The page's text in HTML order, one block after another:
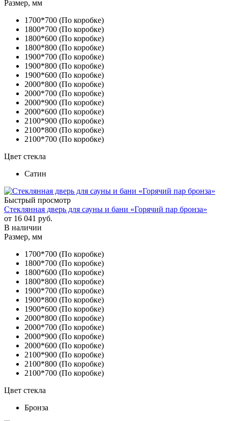
Размер, мм
1700*700 (По коробке)
1800*700 (По коробке)
1800*600 (По коробке)
1800*800 (По коробке)
1900*700 (По коробке)
1900*800 (По коробке)
1900*600 (По коробке)
2000*800 (По коробке)
2000*700 (По коробке)
2000*900 (По коробке)
2000*600 (По коробке)
2100*900 (По коробке)
2100*800 (По коробке)
2100*700 (По коробке)
Цвет стекла
Сатин
Быстрый просмотр
Стеклянная дверь для сауны и бани «Горячий пар бронза»
от 16 041 руб.
В наличии
Размер, мм
1700*700 (По коробке)
1800*700 (По коробке)
1800*600 (По коробке)
1800*800 (По коробке)
1900*700 (По коробке)
1900*800 (По коробке)
1900*600 (По коробке)
2000*800 (По коробке)
2000*700 (По коробке)
2000*900 (По коробке)
2000*600 (По коробке)
2100*900 (По коробке)
2100*800 (По коробке)
2100*700 (По коробке)
Цвет стекла
Бронза